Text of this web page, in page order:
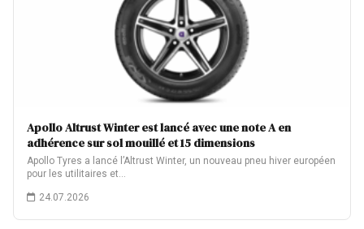
Apollo Altrust Winter est lancé avec une note A en
adhérence sur sol mouillé et 15 dimensions
Apollo Tyres a lancé l’Altrust Winter, un nouveau pneu hiver européen
pour les utilitaires et…
24.07.2026